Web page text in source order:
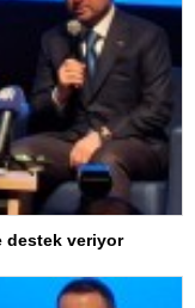
destek veriyor